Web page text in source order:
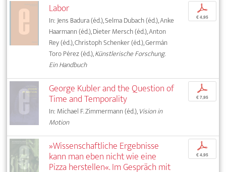
Labor
In: Jens Badura (éd.), Selma Dubach (éd.), Anke
Haarmann (éd.), Dieter Mersch (éd.), Anton
Rey (éd.), Christoph Schenker (éd.), Germán
Toro Pérez (éd.),Künstlerische Forschung.
Ein Handbuch
p
€ 4,95
George Kubler and the Question of
Time and Temporality
In: Michael F. Zimmermann (éd.),Vision in
Motion
p
€ 7,95
»Wissenschaftliche Ergebnisse
kann man eben nicht wie eine
Pizza herstellen«. Im Gespräch mit
p
€ 4,95